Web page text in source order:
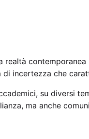
incertezza che
su diversi
ma anche